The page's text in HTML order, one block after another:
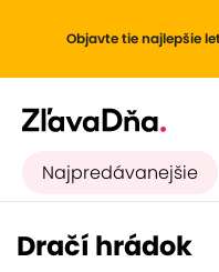
Objavte tie najlepšie
Najpredávanejšie
Dračí hrádok